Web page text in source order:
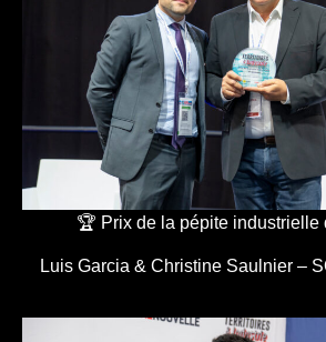
🏆 Prix de la pépite industrielle
Luis Garcia & Christine Saulnier –